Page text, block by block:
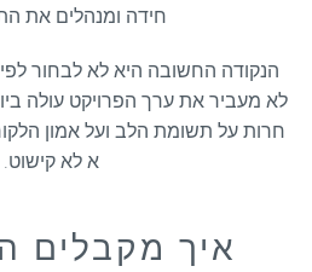
חידה ומנהלים את
הנקודה החשובה היא לא לבחור
לא מעביר את ערך הפרויקט עולה
חרות על תשומת הלב ועל אמון הלקוח
א לא
איך מקבלים